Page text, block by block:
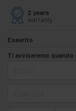
2 years
warranty
Esaurito
Ti avviseremo quando